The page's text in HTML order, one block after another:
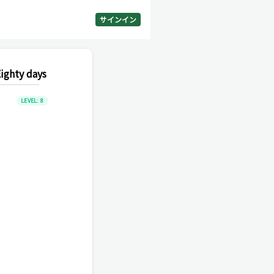
サインイン
days
LEVEL: 8